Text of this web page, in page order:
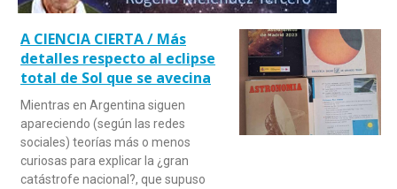
A CIENCIA CIERTA / Más
detalles respecto al eclipse
total de Sol que se avecina
Mientras en Argentina siguen
apareciendo (según las redes
sociales) teorías más o menos
curiosas para explicar la ¿gran
catástrofe nacional?, que supuso